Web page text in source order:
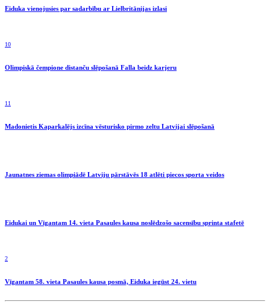
Eiduka vienojusies par sadarbību ar Lielbritānijas izlasi
10
Olimpiskā čempione distanču slēpošanā Falla beidz karjeru
11
Madonietis Kaparkalējs izcīna vēsturisko pirmo zeltu Latvijai slēpošanā
Jaunatnes ziemas olimpiādē Latviju pārstāvēs 18 atlēti piecos sporta veidos
Eidukai un Vīgantam 14. vieta Pasaules kausa noslēdzošo sacensību sprinta stafetē
2
Vīgantam 58. vieta Pasaules kausa posmā, Eiduka iegūst 24. vietu